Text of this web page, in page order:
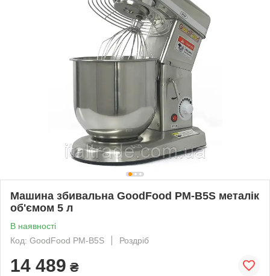
Машина збивальна GoodFood PM-B5S металік
об'ємом 5 л
В наявності
Код: GoodFood PM-B5S
Роздріб
14 489 ₴